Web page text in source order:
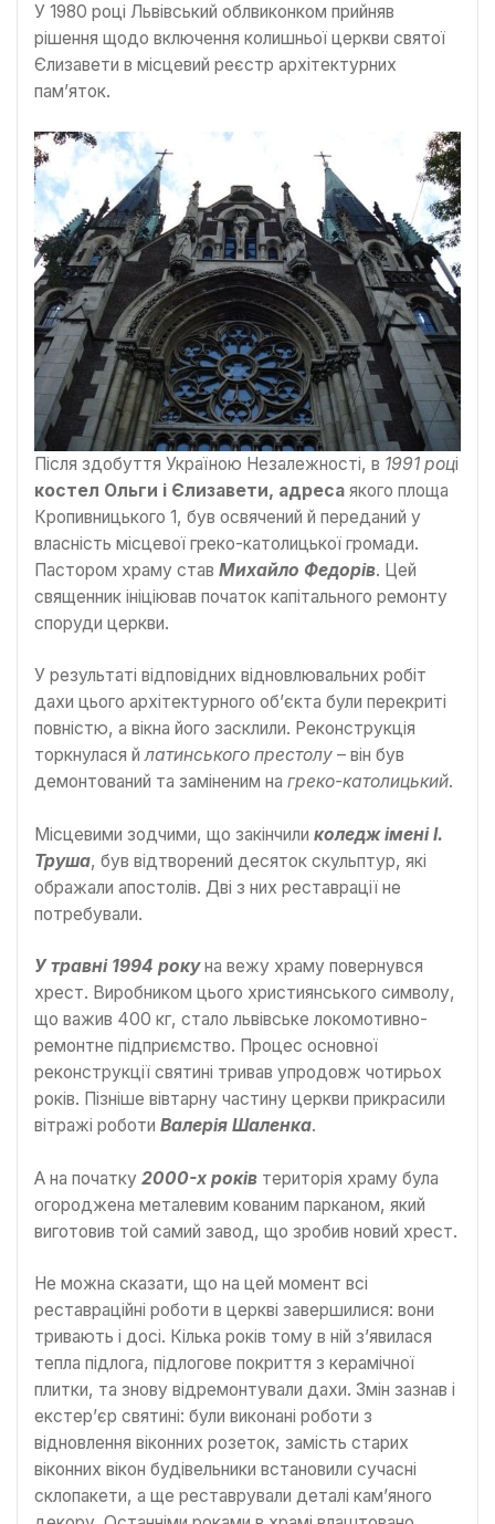
У 1980 році Львівський облвиконком прийняв
рішення щодо включення колишньої церкви святої
Єлизавети в місцевий реєстр архітектурних
пам’яток.
Після здобуття Україною Незалежності, в 1991 році
костел Ольги і Єлизавети, адреса якого площа
Кропивницького 1, був освячений й переданий у
власність місцевої греко-католицької громади.
Пастором храму став Михайло Федорів. Цей
священник ініціював початок капітального ремонту
споруди церкви.
У результаті відповідних відновлювальних робіт
дахи цього архітектурного об’єкта були перекриті
повністю, а вікна його засклили. Реконструкція
торкнулася йлатинського престолу – він був
демонтований та заміненим на греко-католицький.
Місцевими зодчими, що закінчили коледж імені І.
Труша, був відтворений десяток скульптур, які
ображали апостолів. Дві з них реставрації не
потребували.
У травні 1994 рокуна вежу храму повернувся
хрест. Виробником цього християнського символу,
що важив 400 кг, стало львівське локомотивно-
ремонтне підприємство. Процес основної
реконструкції святині тривав упродовж чотирьох
років. Пізніше вівтарну частину церкви прикрасили
вітражі роботи Валерія Шаленка.
А на початку 2000-х років територія храму була
огороджена металевим кованим парканом, який
виготовив той самий завод, що зробив новий хрест.
Не можна сказати, що на цей момент всі
реставраційні роботи в церкві завершилися: вони
тривають і досі. Кілька років тому в ній з’явилася
тепла підлога, підлогове покриття з керамічної
плитки, та знову відремонтували дахи. Змін зазнав і
екстер’єр святині: були виконані роботи з
відновлення віконних розеток, замість старих
віконних вікон будівельники встановили сучасні
склопакети, а ще реставрували деталі кам’яного